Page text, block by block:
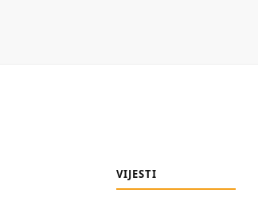
VIJESTI